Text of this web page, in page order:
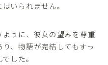
いられません。
うに、彼女の望みを尊重
、物語が完結してもすっ
した。